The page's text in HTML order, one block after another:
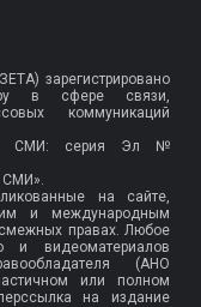
зарегистрировано
в сфере связи,
коммуникаций
СМИ: серия Эл №
на сайте,
и международным
правах. Любое
и видеоматериалов
(АНО
или полном
на издание